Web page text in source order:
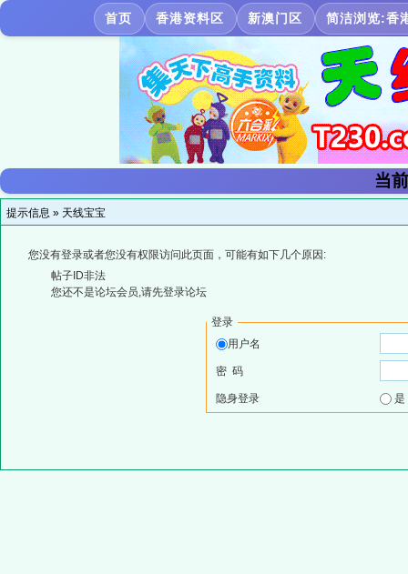
首页 香港资料区 新澳门区 简洁浏览:香
当
提示信息 » 天线宝宝
您没有登录或者您没有权限访问此页面，可能有如下几个原因:
帖子ID非法
您还不是论坛会员,请先登录论坛
登录
用户名
密 码
隐身登录